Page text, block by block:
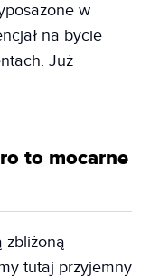
w
na bycie
Już
to mocarne
zbliżoną
tutaj przyjemny